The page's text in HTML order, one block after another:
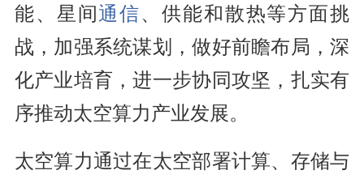
能、星间通信、供能和散热等方面挑
战，加强系统谋划，做好前瞻布局，深
化产业培育，进一步协同攻坚，扎实有
序推动太空算力产业发展。
太空算力通过在太空部署计算、存储与